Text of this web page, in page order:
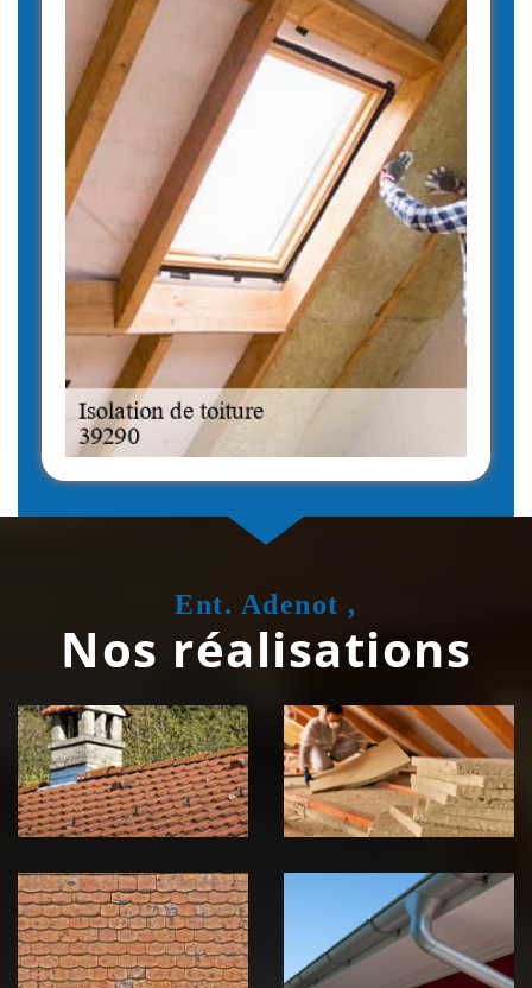
Ent. Adenot ,
Nos réalisations
Couvreur
zingueur 39
Jura
Isolation de
toiture 39
Jura
démoussage de
toiture 39
Jura
pose de
gouttière 39
Jura